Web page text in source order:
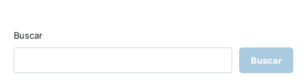
Buscar
Buscar